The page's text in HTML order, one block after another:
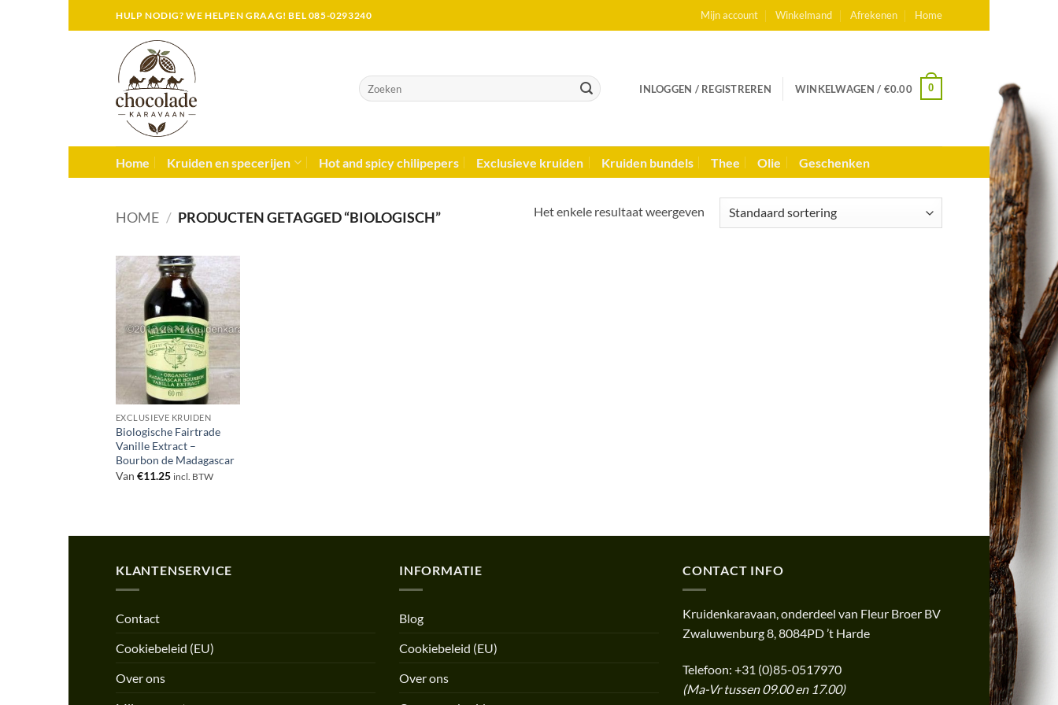
to
HULP NODIG? WE HELPEN GRAAG! BEL 085-0293240 Mijn account Winkelmand Afrekenen Home
Zoeken
naar:
INLOGGEN / REGISTREREN WINKELWAGEN / €0.00 0
Home Kruiden en specerijen Hot and spicy chilipepers Exclusieve kruiden Kruiden bundels Thee Olie Geschenken
HOME / PRODUCTEN GETAGGED “BIOLOGISCH” Het enkele resultaat weergeven
EXCLUSIEVE KRUIDEN
Biologische Fairtrade
Vanille Extract –
Bourbon de Madagascar
Van €11.25 incl. BTW
KLANTENSERVICE
Contact
Cookiebeleid (EU)
Over ons
INFORMATIE
Blog
Cookiebeleid (EU)
Over ons
CONTACT INFO
Kruidenkaravaan, onderdeel van Fleur Broer BV
Zwaluwenburg 8, 8084PD ’t Harde
Telefoon: +31 (0)85-0517970
(Ma-Vr tussen 09.00 en 17.00)